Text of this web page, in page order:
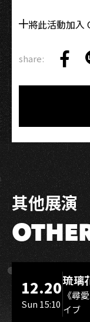
將此活動加入
share:
on
Copy
其他展演
LIVE
12.20
Sun 15:10
琉璃
スマ
《尋
イブ